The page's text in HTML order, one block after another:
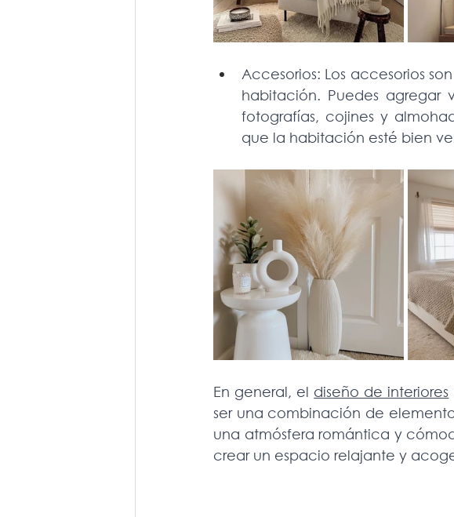
Accesorios: Los accesorios
habitación. Puedes agregar
fotografías, cojines y
que la habitación esté bien
En general, el diseño de interiores
ser una combinación de
una atmósfera romántica y
crear un espacio relajante y